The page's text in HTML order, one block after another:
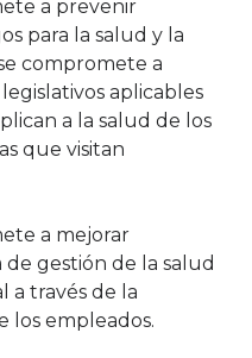
a prevenir
para la salud y la
compromete a
aplicables
a la salud de los
que visitan
a mejorar
gestión de la salud
a través de la
los empleados.